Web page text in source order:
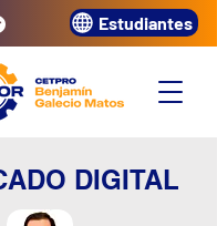
Estudiantes
DIGITAL